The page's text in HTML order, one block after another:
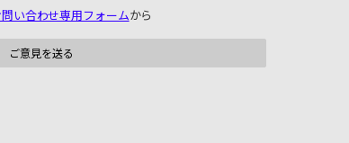
問い合わせ専用フォームから